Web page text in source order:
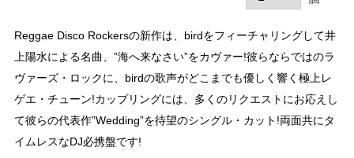
Reggae Disco Rockersの新作は、birdをフィーチャリングして井
上陽水による名曲、”海へ来なさい”をカヴァー!彼らならではのラ
ヴァーズ・ロックに、birdの歌声がどこまでも優しく響く極上レ
ゲエ・チューン!カップリングには、多くのリクエストにお応えし
て彼らの代表作”Wedding”を待望のシングル・カット!両面共にタ
イムレスなDJ必携盤です!